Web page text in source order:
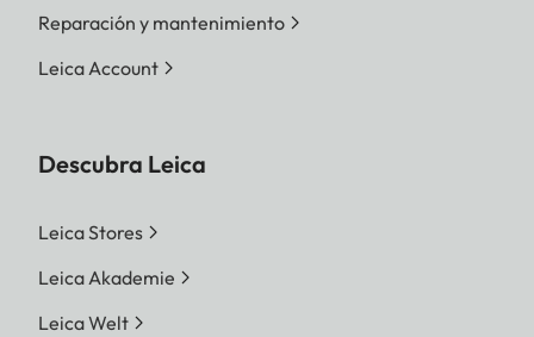
Reparación y mantenimiento
Leica Account
Descubra Leica
Leica Stores
Leica Akademie
Leica Welt